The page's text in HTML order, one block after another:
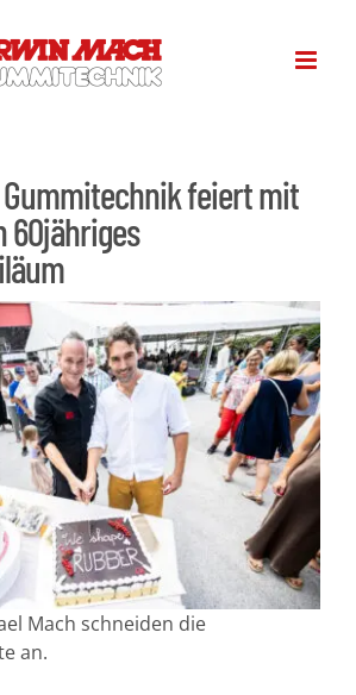
feiert mit
60jähriges
Mach schneiden die
an.